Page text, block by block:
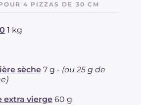
mg
4 PIZZAS DE 30 CM
1 kg
sèche 7 g - (ou 25 g de
extra vierge 60 g